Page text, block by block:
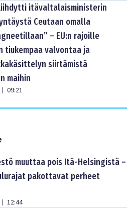
itävaltalaisministerin
Ceutaan omalla
– EU:n rajoille
tiukempaa valvontaa ja
siirtämistä
maihin
| 09:21
muuttaa pois Itä-Helsingistä –
pakottavat perheet
| 12:44